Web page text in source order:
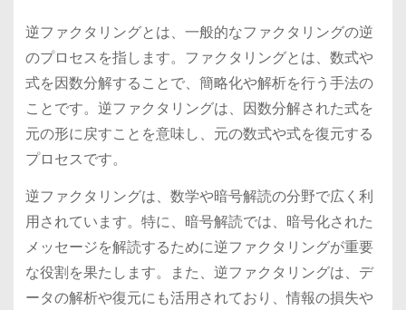
逆ファクタリングとは、一般的なファクタリングの逆
のプロセスを指します。ファクタリングとは、数式や
式を因数分解することで、簡略化や解析を行う手法の
ことです。逆ファクタリングは、因数分解された式を
元の形に戻すことを意味し、元の数式や式を復元する
プロセスです。
逆ファクタリングは、数学や暗号解読の分野で広く利
用されています。特に、暗号解読では、暗号化された
メッセージを解読するために逆ファクタリングが重要
な役割を果たします。また、逆ファクタリングは、デ
ータの解析や復元にも活用されており、情報の損失や